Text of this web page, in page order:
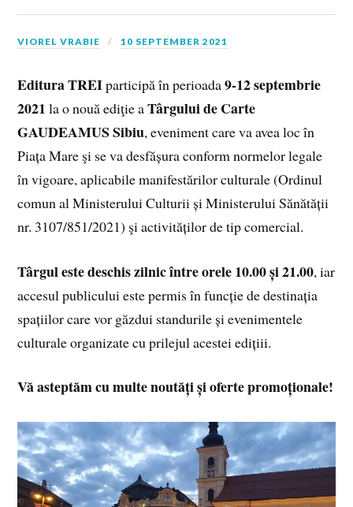
VIOREL VRABIE 10 SEPTEMBER 2021
Editura TREIparticipă în perioada9-12 septembrie
2021 la o nouă ediţie aTârgului de Carte
GAUDEAMUS Sibiu, eveniment care va avea loc în
Piața Mare şi se va desfășura conform normelor legale
în vigoare, aplicabile manifestărilor culturale (Ordinul
comun al Ministerului Culturii și Ministerului Sănătății
nr. 3107/851/2021) şi activităților de tip comercial.
Târgul este deschis zilnic între orele 10.00 și 21.00, iar
accesul publicului este permis în funcție de destinația
spațiilor care vor găzdui standurile și evenimentele
culturale organizate cu prilejul acestei edițiii.
Vă asteptăm cu multe noutăți și oferte promoționale!